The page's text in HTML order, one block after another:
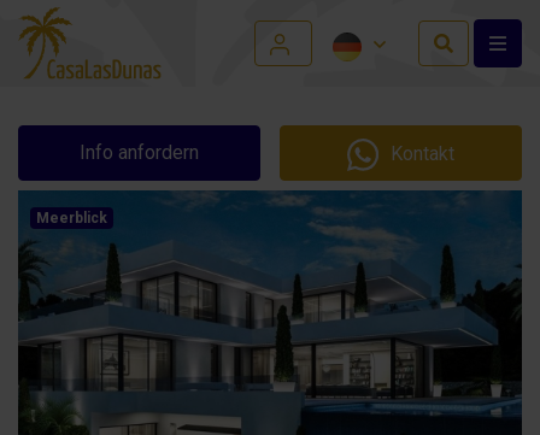
Info anfordern Kontakt
Meerblick